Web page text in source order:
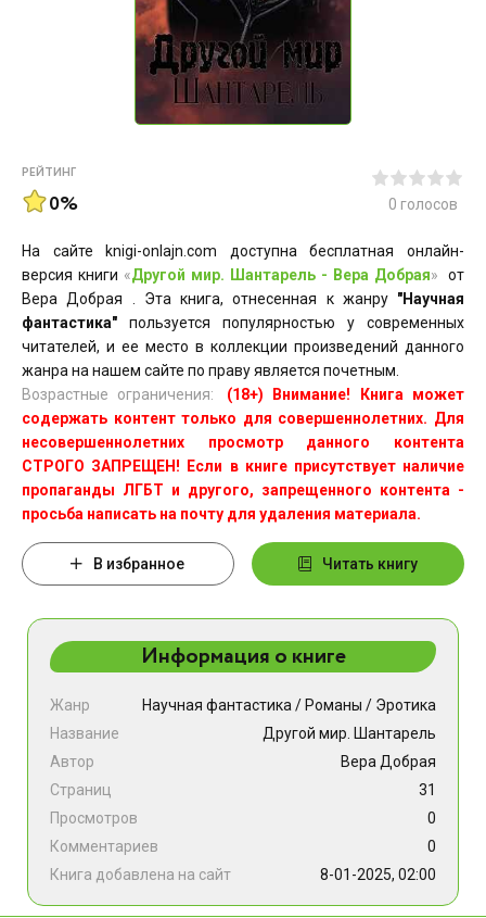
РЕЙТИНГ
0% 0 голосов
На сайте knigi-onlajn.com доступна бесплатная онлайн-
версия книги «Другой мир. Шантарель - Вера Добрая»
от
Вера Добрая . Эта книга, отнесенная к жанру "Научная
фантастика" пользуется популярностью у современных
читателей, и ее место в коллекции произведений данного
жанра на нашем сайте по праву является почетным.
Возрастные ограничения:
(18+) Внимание! Книга может
содержать контент только для совершеннолетних. Для
несовершеннолетних просмотр данного контента
СТРОГО ЗАПРЕЩЕН! Если в книге присутствует наличие
пропаганды ЛГБТ и другого, запрещенного контента -
просьба написать на почту для удаления материала.
В избранное Читать книгу
Информация о книге
Жанр Научная фантастика / Романы / Эротика
Название
Другой мир. Шантарель
Автор
Вера Добрая
Страниц
31
Просмотров
0
Комментариев
0
Книга добавлена на сайт
8-01-2025, 02:00